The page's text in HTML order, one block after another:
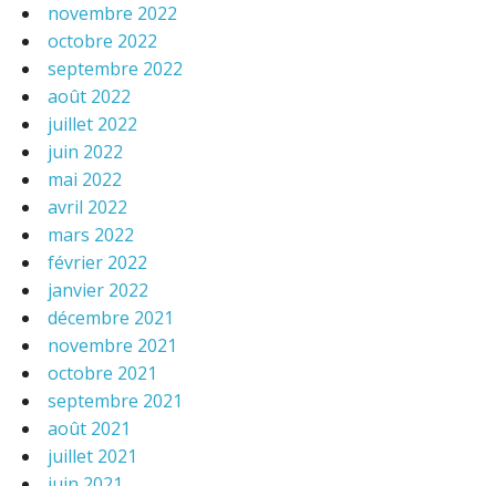
novembre 2022
octobre 2022
septembre 2022
août 2022
juillet 2022
juin 2022
mai 2022
avril 2022
mars 2022
février 2022
janvier 2022
décembre 2021
novembre 2021
octobre 2021
septembre 2021
août 2021
juillet 2021